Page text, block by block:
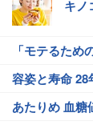
キノ
「モテるため
容姿と寿命
あたりめ 血糖